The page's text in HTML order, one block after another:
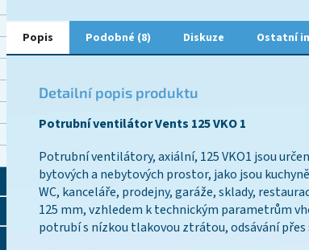
Popis Podobné (8) Diskuze Ostatní
Detailní popis produktu
Potrubní ventilátor Vents 125 VKO 1
Potrubní ventilátory, axiální, 125 VKO1 jsou
bytových a nebytových prostor, jako jsou
WC, kanceláře, prodejny, garáže, sklady,
125 mm, vzhledem k technickým parametrům
potrubí s nízkou tlakovou ztrátou, odsávání